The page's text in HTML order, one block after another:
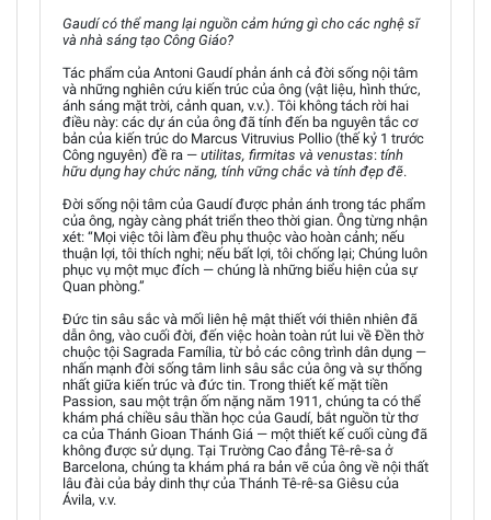
Gaudí có thể mang lại nguồn cảm hứng gì cho các nghệ sĩ
và nhà sáng tạo Công Giáo?
Tác phẩm của Antoni Gaudí phản ánh cả đời sống nội tâm
và những nghiên cứu kiến trúc của ông (vật liệu, hình thức,
ánh sáng mặt trời, cảnh quan, v.v.). Tôi không tách rời hai
điều này: các dự án của ông đã tính đến ba nguyên tắc cơ
bản của kiến trúc do Marcus Vitruvius Pollio (thế kỷ 1 trước
Công nguyên) đề ra — utilitas, firmitas và venustas: tính
hữu dụng hay chức năng, tính vững chắc và tính đẹp đẽ.
Đời sống nội tâm của Gaudí được phản ánh trong tác phẩm
của ông, ngày càng phát triển theo thời gian. Ông từng nhận
xét: “Mọi việc tôi làm đều phụ thuộc vào hoàn cảnh; nếu
thuận lợi, tôi thích nghi; nếu bất lợi, tôi chống lại; Chúng luôn
phục vụ một mục đích — chúng là những biểu hiện của sự
Quan phòng.”
Đức tin sâu sắc và mối liên hệ mật thiết với thiên nhiên đã
dẫn ông, vào cuối đời, đến việc hoàn toàn rút lui về Đền thờ
chuộc tội Sagrada Família, từ bỏ các công trình dân dụng —
nhấn mạnh đời sống tâm linh sâu sắc của ông và sự thống
nhất giữa kiến trúc và đức tin. Trong thiết kế mặt tiền
Passion, sau một trận ốm nặng năm 1911, chúng ta có thể
khám phá chiều sâu thần học của Gaudí, bắt nguồn từ thơ
ca của Thánh Gioan Thánh Giá — một thiết kế cuối cùng đã
không được sử dụng. Tại Trường Cao đẳng Tê-rê-sa ở
Barcelona, chúng ta khám phá ra bản vẽ của ông về nội thất
lâu đài của bảy dinh thự của Thánh Tê-rê-sa Giêsu của
Ávila, v.v.